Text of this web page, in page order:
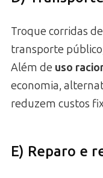
Troque corridas
transporte
Além de uso
economia,
reduzem custos
E) Reparo e